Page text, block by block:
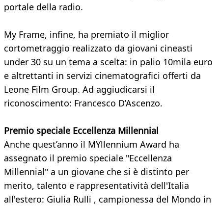
portale della radio.
My Frame, infine, ha premiato il miglior
cortometraggio realizzato da giovani cineasti
under 30 su un tema a scelta: in palio 10mila euro
e altrettanti in servizi cinematografici offerti da
Leone Film Group. Ad aggiudicarsi il
riconoscimento: Francesco D’Ascenzo.
Premio speciale Eccellenza Millennial
Anche quest’anno il MYllennium Award ha
assegnato il premio speciale "Eccellenza
Millennial" a un giovane che si è distinto per
merito, talento e rappresentatività dell'Italia
all'estero: Giulia Rulli , campionessa del Mondo in